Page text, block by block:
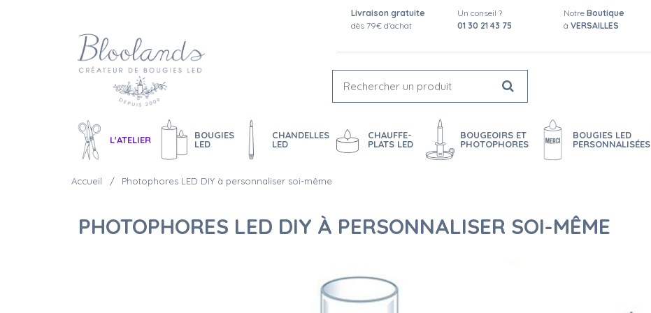
Livraison gratuite
dès 79€ d'achat
Un conseil ?
01 30 21 43 75
Notre Boutique
à VERSAILLES
L'ATELIER
BOUGIES
LED
CHANDELLES
LED
CHAUFFE-
PLATS LED
BOUGEOIRS ET
PHOTOPHORES
BOUGIES LED
PERSONNALISÉES
Accueil Photophores LED DIY à personnaliser soi-même
PHOTOPHORES LED DIY À PERSONNALISER SOI-MÊME